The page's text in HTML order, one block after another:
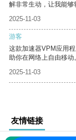
解非常生动，让我能够
2025-11-03
游客
这款加速器VPM应用
助你在网络上自由移动
2025-11-03
友情链接